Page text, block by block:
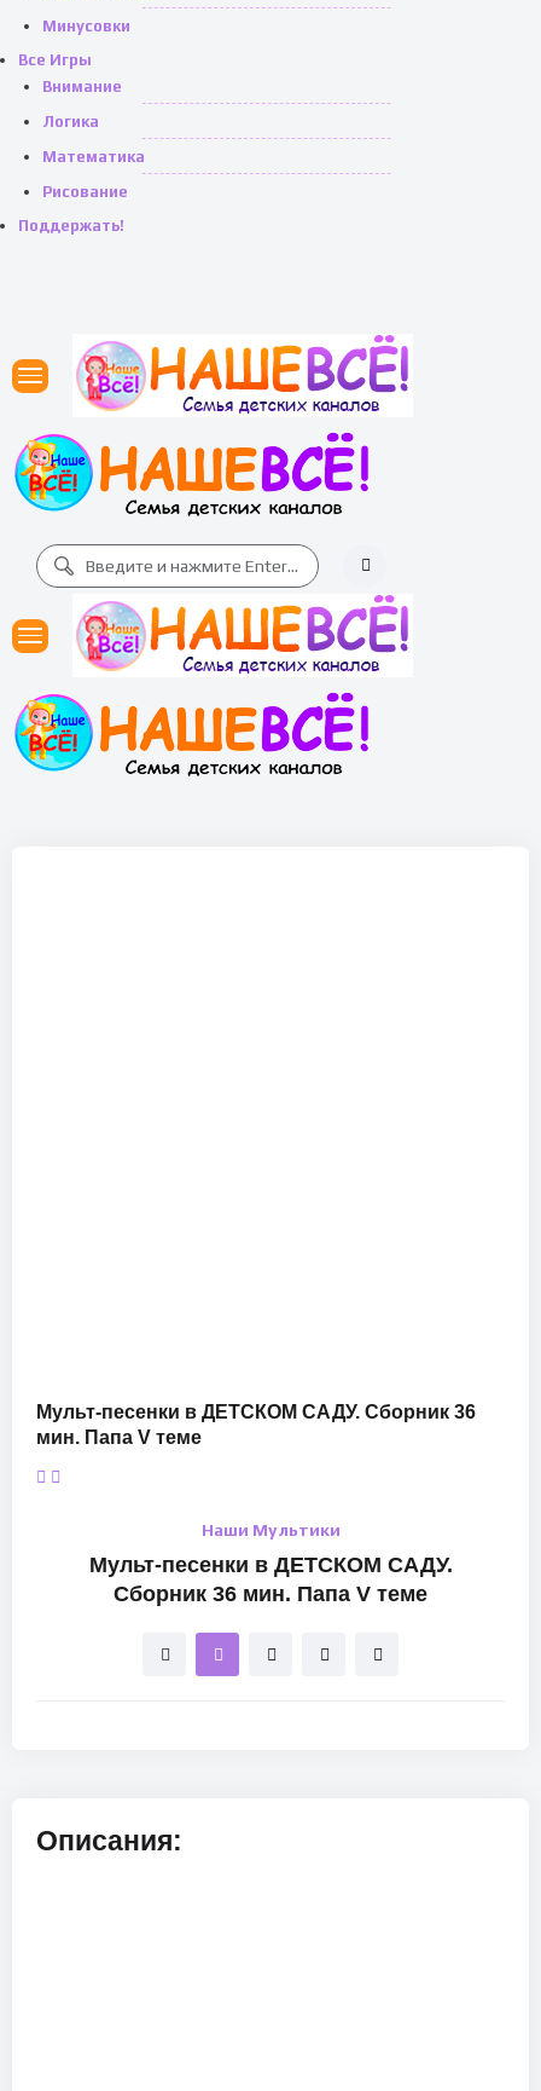
Минусовки
Все Игры
Внимание
Логика
Математика
Рисование
Поддержать!
Мульт-песенки в ДЕТСКОМ САДУ. Сборник 36
мин. Папа V теме
Наши Мультики
Мульт-песенки в ДЕТСКОМ САДУ.
Сборник 36 мин. Папа V теме
Описания: